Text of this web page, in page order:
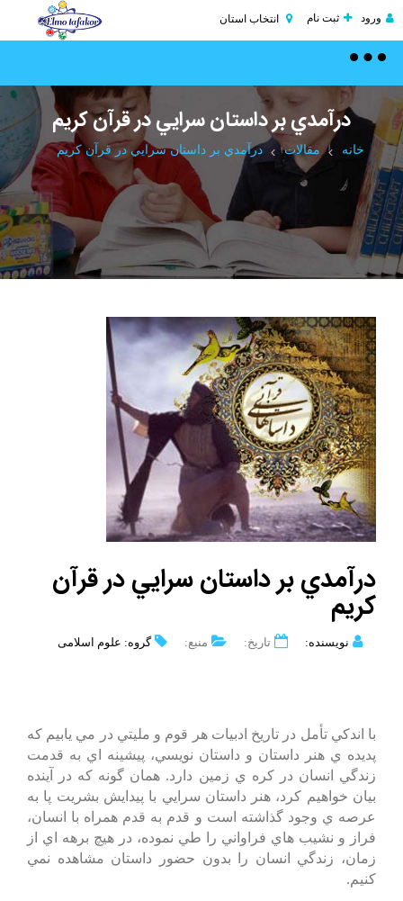
ورود ثبت نام انتخاب استان
Toggle
درآمدي بر داستان سرايي در قرآن كريم
خانه مقالات درآمدي بر داستان سرايي در قرآن كريم
درآمدي بر داستان سرايي در قرآن
كريم
نویسنده: تاریخ: منبع: گروه: علوم اسلامی
با اندكي تأمل در تاريخ ادبيات هر قوم و مليتي در مي يابيم كه
پديده ي هنر داستان و داستان نويسي، پيشينه اي به قدمت
زندگي انسان در كره ي زمين دارد. همان گونه كه در آينده
بيان خواهيم كرد، هنر داستان سرايي با پيدايش بشريت پا به
عرصه ي وجود گذاشته است و قدم به قدم همراه با انسان،
فراز و نشيب هاي فراواني را طي نموده، در هيچ برهه اي از
زمان، زندگي انسان را بدون حضور داستان مشاهده نمي
كنيم.